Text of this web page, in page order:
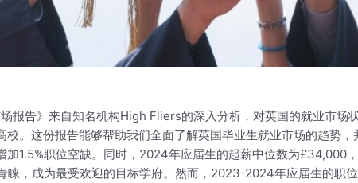
报告》来自知名机构High Fliers的深入分析，对英国的就业市场
。这份报告能够帮助我们全面了解英国毕业生就业市场的趋势
加1.5%职位空缺。同时，2024年应届生的起薪中位数为
睐，成为最受欢迎的目标学府。然而，2023-2024年应届生的职